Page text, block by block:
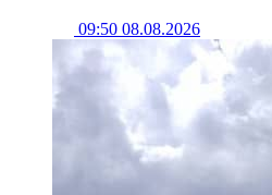
09:50 08.08.2026